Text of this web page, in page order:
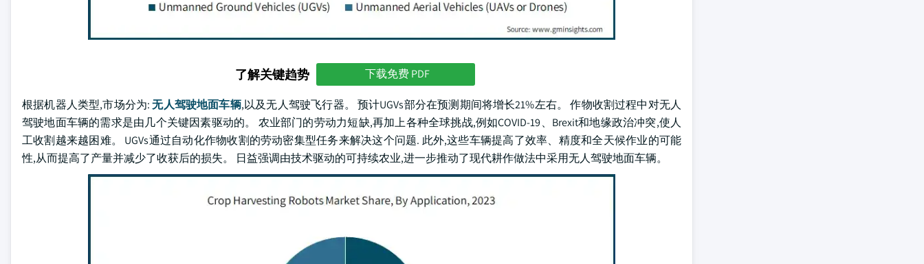
了解关键趋势 下载免费 PDF
根据机器人类型,市场分为:无人驾驶地面车辆,以及无人驾驶飞行器。 预计UGVs部分在预测期间将增长21%左右。 作物收割过程中对无人
驾驶地面车辆的需求是由几个关键因素驱动的。 农业部门的劳动力短缺,再加上各种全球挑战,例如COVID-19、Brexit和地缘政治冲突,使人
工收割越来越困难。 UGVs通过自动化作物收割的劳动密集型任务来解决这个问题. 此外,这些车辆提高了效率、精度和全天候作业的可能
性,从而提高了产量并减少了收获后的损失。 日益强调由技术驱动的可持续农业,进一步推动了现代耕作做法中采用无人驾驶地面车辆。